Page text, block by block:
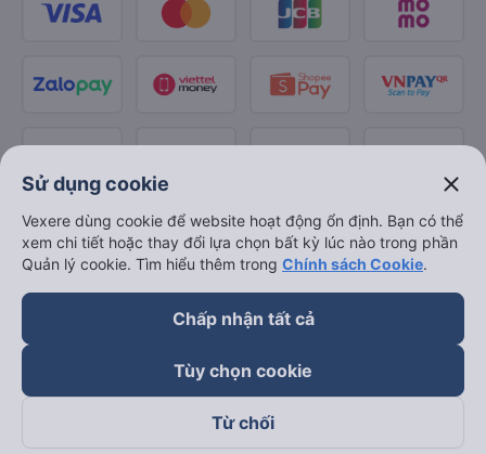
Sử dụng cookie close
Vexere dùng cookie để website hoạt động ổn định. Bạn có thể
xem chi tiết hoặc thay đổi lựa chọn bất kỳ lúc nào trong phần
Quản lý cookie. Tìm hiểu thêm trong Chính sách Cookie.
Chấp nhận tất cả
Tùy chọn cookie
Từ chối